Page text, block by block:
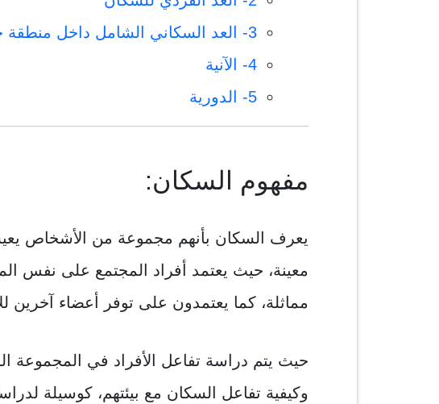
3- العد السكاني الشامل داخل منطقة جغرافية محددة
4- الآنية
5- الدورية
مفهوم السكان:
يعرف السكان بأنهم مجموعة من الأشخاص
معينة، حيث يعتمد أفراد المجتمع على نفس
مماثلة، كما يعتمدون على توفر أعضاء آخرين
حيث يتم دراسة تفاعل الأفراد في المجموعة
وكيفية تفاعل السكان مع بيئتهم، كوسيلة